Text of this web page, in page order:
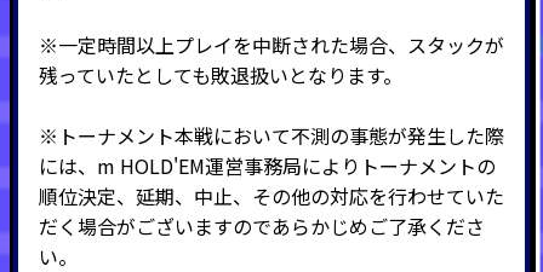
※一定時間以上プレイを中断された場合、スタックが
残っていたとしても敗退扱いとなります。
※トーナメント本戦において不測の事態が発生した際
には、m HOLD'EM運営事務局によりトーナメントの
順位決定、延期、中止、その他の対応を行わせていた
だく場合がございますのであらかじめご了承くださ
い。